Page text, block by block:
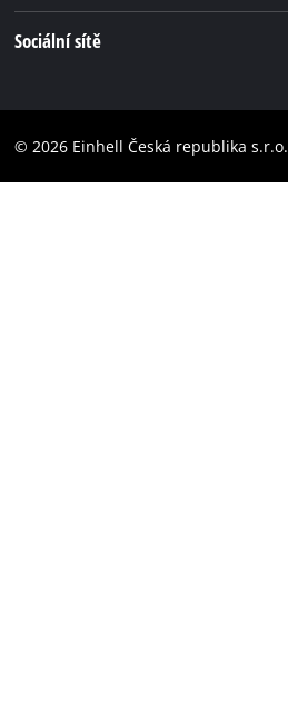
Einhell celosvětově
Prohlášení o přístupnosti
Sociální sítě
Instagram
© 2026 Einhell Česká republika s.r.o.